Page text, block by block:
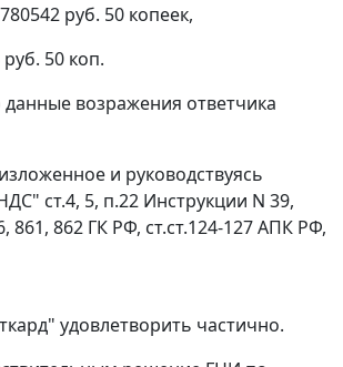
руб. 50 копеек,
50 коп.
данные возражения ответчика
и руководствуясь
ст.4, 5, п.22 Инструкции N 39,
, 861, 862 ГК РФ, ст.ст.124-127АПК РФ,
удовлетворить частично.